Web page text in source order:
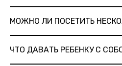
МОЖНО ЛИ ПОСЕТИТЬ
ЧТО ДАВАТЬ РЕБЕНКУ С